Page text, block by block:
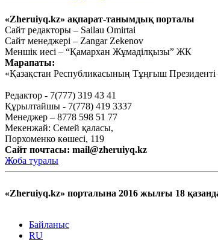
Қыркүйек 15, 2020
А.Күрішбаев. Шаруалар өлместің күнін
көріп отыр
Қыркүйек 14, 2020
Қысқасы, «полный хаос»!
Қыркүйек 10, 2020
Тағы оқу
«Zheruiyq.kz» ақпарат-танымдық порталы
Сайт редакторы – Sailau Omirtai
Сайт менеджері – Zangar Zekenov
Меншік иесі – “Қамархан Жұмаділқызы” ЖК
Марапаты:
«Қазақстан Республикасының Тұңғыш
Редактор - 7(777) 319 43 41
Құрылтайшы - 7(778) 419 3337
Менеджер – 8778 598 51 77
Мекенжай: Семей қаласы,
Порхоменко көшесі, 119
Сайт почтасы: mail@zheruiyq.kz
Жоба туралы
«Zheruiyq.kz» порталына 2016 жылғы 18
Байланыс
RU